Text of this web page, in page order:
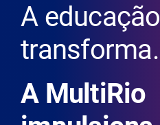
A educação
transforma.
A MultiRio